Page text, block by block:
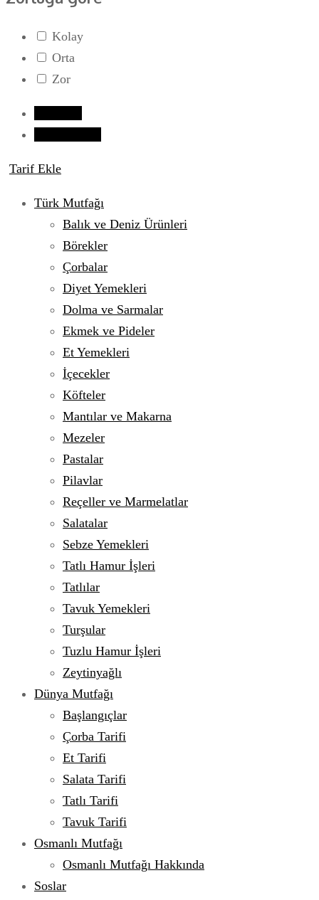
Kolay
Orta
Zor
Tarif Ekle
Türk Mutfağı
Balık ve Deniz Ürünleri
Börekler
Çorbalar
Diyet Yemekleri
Dolma ve Sarmalar
Ekmek ve Pideler
Et Yemekleri
İçecekler
Köfteler
Mantılar ve Makarna
Mezeler
Pastalar
Pilavlar
Reçeller ve Marmelatlar
Salatalar
Sebze Yemekleri
Tatlı Hamur İşleri
Tatlılar
Tavuk Yemekleri
Turşular
Tuzlu Hamur İşleri
Zeytinyağlı
Dünya Mutfağı
Başlangıçlar
Çorba Tarifi
Et Tarifi
Salata Tarifi
Tatlı Tarifi
Tavuk Tarifi
Osmanlı Mutfağı
Osmanlı Mutfağı Hakkında
Soslar